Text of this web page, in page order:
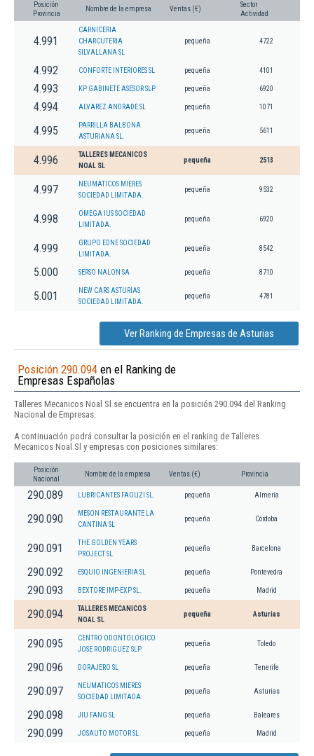
Posición
Provincia
Nombre de la empresa Ventas (€)
Sector
Actividad
4.991
CARNICERIA
CHARCUTERIA
SILVALLANA SL
pequeña 4722
4.992 CONFORTE INTERIORES SL pequeña 4101
4.993 KP GABINETE ASESOR SLP pequeña 6920
4.994 ALVAREZ ANDRADE SL pequeña 1071
4.995
PARRILLA BALBONA
ASTURIANA SL.
pequeña 5611
4.996
TALLERES MECANICOS
NOAL SL
pequeña 2513
4.997
NEUMATICOS MIERES
SOCIEDAD LIMITADA.
pequeña 9532
4.998
OMEGA IUS SOCIEDAD
LIMITADA.
pequeña 6920
4.999
GRUPO EDNE SOCIEDAD
LIMITADA.
pequeña 8542
5.000 SERSO NALON SA pequeña 8710
5.001
NEW CARS ASTURIAS
SOCIEDAD LIMITADA.
pequeña 4781
Ver Ranking de Empresas de Asturias
Posición 290.094 en el Ranking de
Empresas Españolas
Talleres Mecanicos Noal Sl se encuentra en la posición 290.094 del Ranking
Nacional de Empresas.
A continuación podrá consultar la posición en el ranking de Talleres
Mecanicos Noal Sl y empresas con posiciones similares:
Posición
Nacional
Nombre de la empresa Ventas (€) Provincia
290.089 LUBRICANTES FAOUZI SL. pequeña Almería
290.090
MESON RESTAURANTE LA
CANTINA SL
pequeña Córdoba
290.091
THE GOLDEN YEARS
PROJECT SL.
pequeña Barcelona
290.092 ESQUIO INGENIERIA SL pequeña Pontevedra
290.093 BEXTORE IMP-EXP SL. pequeña Madrid
290.094
TALLERES MECANICOS
NOAL SL
pequeña Asturias
290.095
CENTRO ODONTOLOGICO
JOSE RODRIGUEZ SLP.
pequeña Toledo
290.096 DORAJERO SL pequeña Tenerife
290.097
NEUMATICOS MIERES
SOCIEDAD LIMITADA.
pequeña Asturias
290.098 JIU FANG SL pequeña Baleares
290.099 JOSAUTO MOTOR SL pequeña Madrid